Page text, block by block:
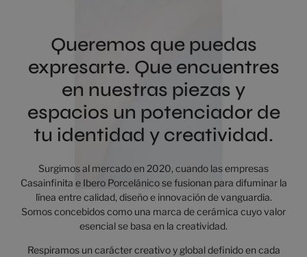
Queremos que puedas
expresarte. Que encuentres
en nuestras piezas y
espacios un potenciador de
tu identidad y creatividad.
Surgimos al mercado en 2020, cuando las empresas
Casainfinita e Ibero Porcelánico se fusionan para difuminar la
línea entre calidad, diseño e innovación de vanguardia.
Somos concebidos como una marca de cerámica cuyo valor
esencial se basa en la creatividad.
Respiramos un carácter creativo y global definido en cada